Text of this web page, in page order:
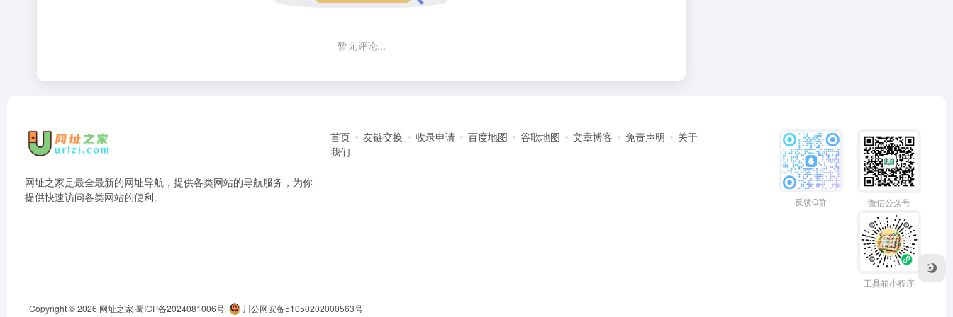
暂无评论...
网址之家是最全最新的网址导航，提供各类网站的导航服务，为你
提供快速访问各类网站的便利。
首页 友链交换 收录申请 百度地图 谷歌地图 文章博客 免责声明
关于
我们
反馈Q群 微信公众号
工具箱小程序
Copyright © 2026 网址之家 蜀ICP备2024081006号 川公网安备51050202000563号